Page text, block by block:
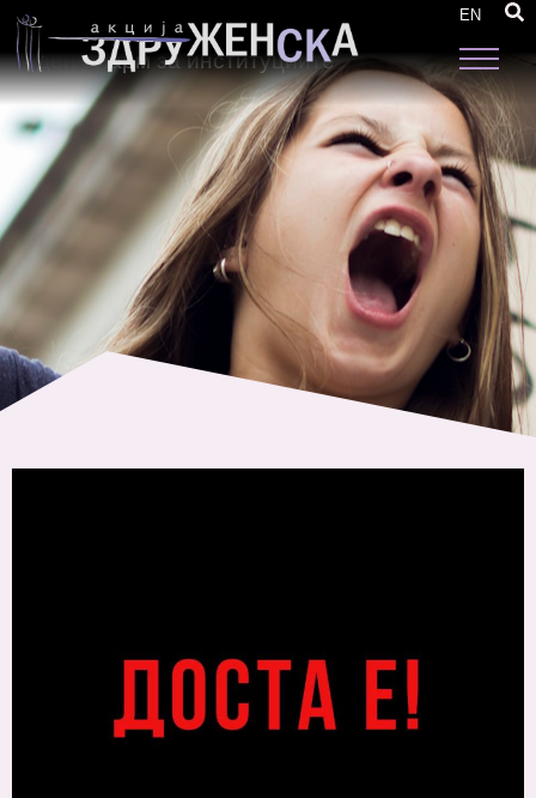
EN
жените: Новиот фемицид во Битола е уште
еден аларм за институциите